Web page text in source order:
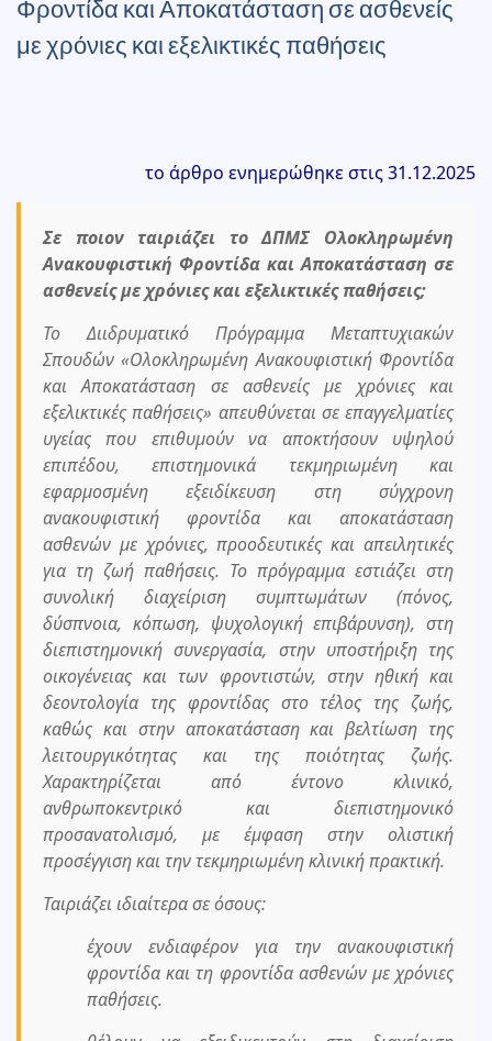
Φροντίδα και Αποκατάσταση σε ασθενείς
με χρόνιες και εξελικτικές παθήσεις
το άρθρο ενημερώθηκε στις 31.12.2025
Σε ποιον ταιριάζει το ΔΠΜΣ Ολοκληρωμένη
Ανακουφιστική Φροντίδα και Αποκατάσταση σε
ασθενείς με χρόνιες και εξελικτικές παθήσεις;
Το Διιδρυματικό Πρόγραμμα Μεταπτυχιακών
Σπουδών «Ολοκληρωμένη Ανακουφιστική Φροντίδα
και Αποκατάσταση σε ασθενείς με χρόνιες και
εξελικτικές παθήσεις» απευθύνεται σε επαγγελματίες
υγείας που επιθυμούν να αποκτήσουν υψηλού
επιπέδου, επιστημονικά τεκμηριωμένη και
εφαρμοσμένη εξειδίκευση στη σύγχρονη
ανακουφιστική φροντίδα και αποκατάσταση
ασθενών με χρόνιες, προοδευτικές και απειλητικές
για τη ζωή παθήσεις. Το πρόγραμμα εστιάζει στη
συνολική διαχείριση συμπτωμάτων (πόνος,
δύσπνοια, κόπωση, ψυχολογική επιβάρυνση), στη
διεπιστημονική συνεργασία, στην υποστήριξη της
οικογένειας και των φροντιστών, στην ηθική και
δεοντολογία της φροντίδας στο τέλος της ζωής,
καθώς και στην αποκατάσταση και βελτίωση της
λειτουργικότητας και της ποιότητας ζωής.
Χαρακτηρίζεται από έντονο κλινικό,
ανθρωποκεντρικό και διεπιστημονικό
προσανατολισμό, με έμφαση στην ολιστική
προσέγγιση και την τεκμηριωμένη κλινική πρακτική.
Ταιριάζει ιδιαίτερα σε όσους:
έχουν ενδιαφέρον για την ανακουφιστική
φροντίδα και τη φροντίδα ασθενών με χρόνιες
παθήσεις.